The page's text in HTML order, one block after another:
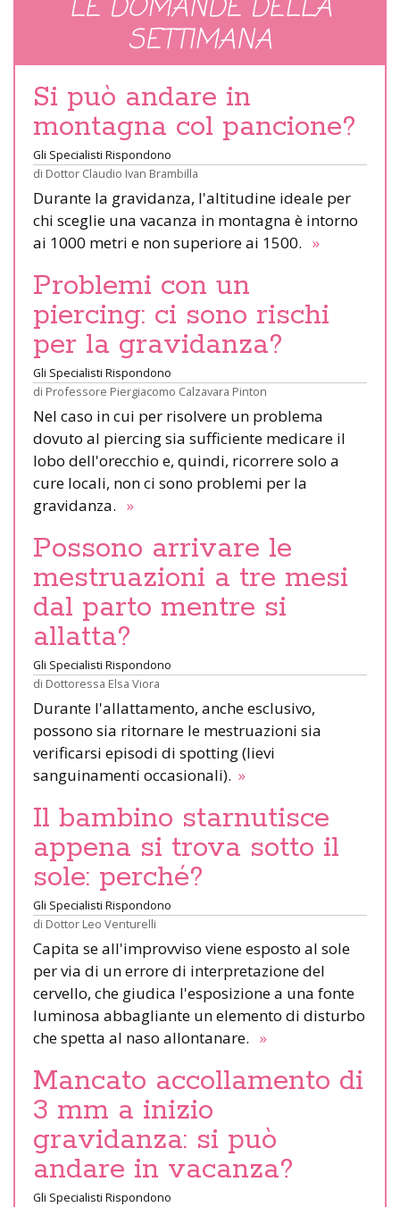
LE DOMANDE DELLA
SETTIMANA
Si può andare in
montagna col pancione?
Gli Specialisti Rispondono
di Dottor Claudio Ivan Brambilla
Durante la gravidanza, l'altitudine ideale per
chi sceglie una vacanza in montagna è intorno
ai 1000 metri e non superiore ai 1500. »
Problemi con un
piercing: ci sono rischi
per la gravidanza?
Gli Specialisti Rispondono
di Professore Piergiacomo Calzavara Pinton
Nel caso in cui per risolvere un problema
dovuto al piercing sia sufficiente medicare il
lobo dell'orecchio e, quindi, ricorrere solo a
cure locali, non ci sono problemi per la
gravidanza. »
Possono arrivare le
mestruazioni a tre mesi
dal parto mentre si
allatta?
Gli Specialisti Rispondono
di Dottoressa Elsa Viora
Durante l'allattamento, anche esclusivo,
possono sia ritornare le mestruazioni sia
verificarsi episodi di spotting (lievi
sanguinamenti occasionali). »
Il bambino starnutisce
appena si trova sotto il
sole: perché?
Gli Specialisti Rispondono
di Dottor Leo Venturelli
Capita se all'improvviso viene esposto al sole
per via di un errore di interpretazione del
cervello, che giudica l'esposizione a una fonte
luminosa abbagliante un elemento di disturbo
che spetta al naso allontanare. »
Mancato accollamento di
3 mm a inizio
gravidanza: si può
andare in vacanza?
Gli Specialisti Rispondono